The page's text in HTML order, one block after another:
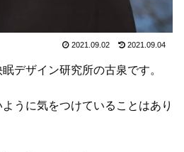
2021.09.02 2021.09.04
デザイン研究所の古泉です。
うに気をつけていることはあり